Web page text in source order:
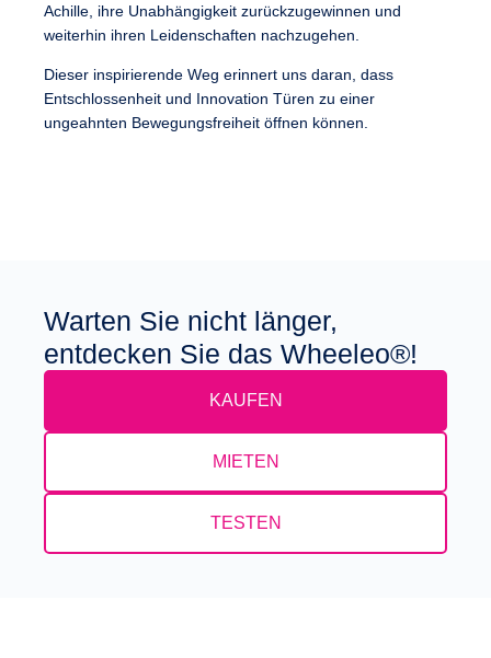
Achille, ihre Unabhängigkeit zurückzugewinnen und
weiterhin ihren Leidenschaften nachzugehen.
Dieser inspirierende Weg erinnert uns daran, dass
Entschlossenheit und Innovation Türen zu einer
ungeahnten Bewegungsfreiheit öffnen können.
Warten Sie nicht länger,
entdecken Sie das Wheeleo®!
KAUFEN
MIETEN
TESTEN